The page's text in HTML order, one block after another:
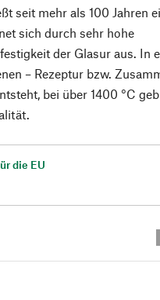
seit mehr als 100 Jahren
sich durch sehr hohe
der Glasur aus. In
– Rezeptur bzw.
bei über 1400 °C
die EU